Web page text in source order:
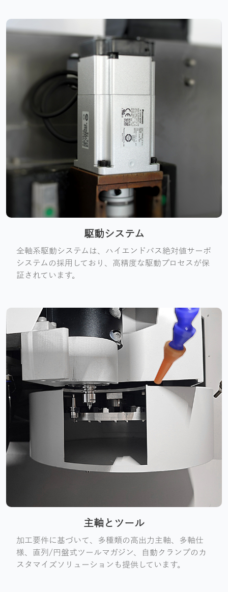
駆動システム
全軸系駆動システムは、ハイエンドバス絶対値サーボ
システムの採用しており、高精度な駆動プロセスが保
証されています。
主軸とツール
加工要件に基づいて、多種類の高出力主軸、多軸仕
様、直列/円盤式ツールマガジン、自動クランプのカ
スタマイズソリューションも提供しています。